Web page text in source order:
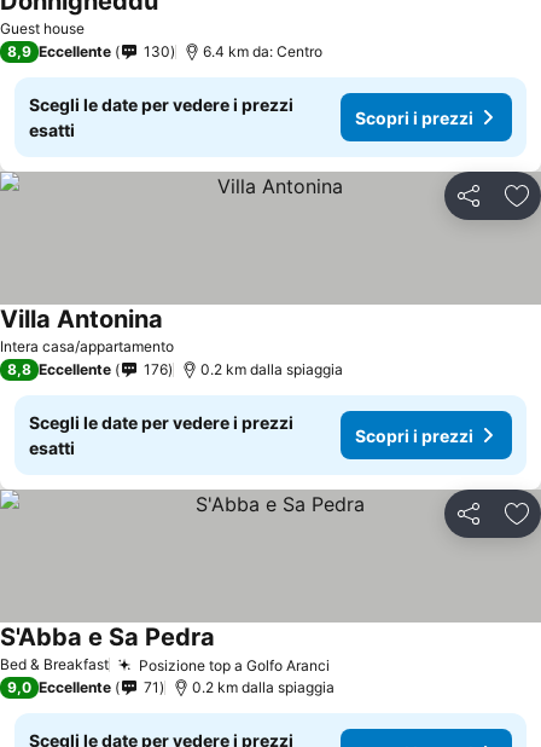
Guest house
8,9 Eccellente 130 6.4 km da: Centro
Scegli le date per vedere i prezzi
esatti
Scopri i prezzi
Condividi
Intera casa/appartamento
Villa Antonina
8,8 Eccellente 176 0.2 km dalla spiaggia
Scegli le date per vedere i prezzi
esatti
Scopri i prezzi
Condividi
Bed & Breakfast Posizione top a Golfo Aranci
S'Abba e Sa Pedra
9,0 Eccellente 71 0.2 km dalla spiaggia
Scegli le date per vedere i prezzi